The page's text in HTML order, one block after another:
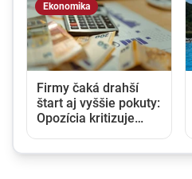
Ekonomika
Firmy čaká drahší
štart aj vyššie pokuty:
Opozícia kritizuje